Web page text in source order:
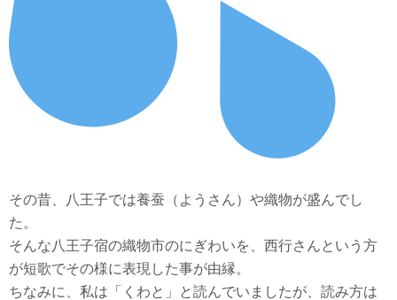
その昔、八王子では養蚕（ようさん）や織物が盛んでし
た。
そんな八王子宿の織物市のにぎわいを、西行さんという方
が短歌でその様に表現した事が由縁。
ちなみに、私は「くわと」と読んでいましたが、読み方は